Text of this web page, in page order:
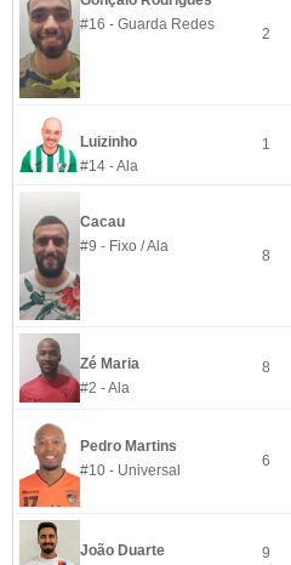
#16 - Guarda Redes
2
Luizinho
#14 - Ala
1
Cacau
#9 - Fixo / Ala
8
Zé Maria
#2 - Ala
8
Pedro Martins
#10 - Universal
6
João Duarte
9